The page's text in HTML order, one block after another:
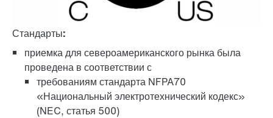
Стандарты:
приемка для североамериканского рынка была
проведена в соответствии с
требованиям стандарта NFPA70
«Национальный электротехнический кодекс»
(NEC, статья 500)